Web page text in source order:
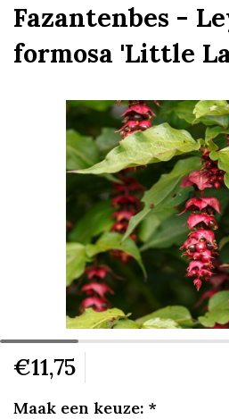
Fazantenbes -
formosa 'Little
€11,75
Maak een keuze: *